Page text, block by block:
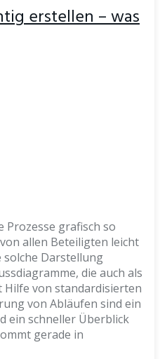
erstellen – was
Prozesse grafisch so
allen Beteiligten leicht
solche Darstellung
die auch als
Hilfe von standardisierten
von Abläufen sind ein
ein schneller Überblick
gerade in